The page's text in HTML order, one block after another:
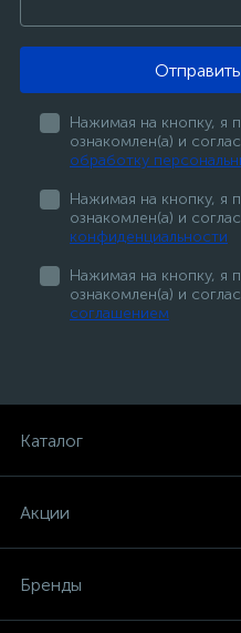
Нажимая на кнопку, я
ознакомлен(а) и
обработку
Нажимая на кнопку, я
ознакомлен(а) и
конфиденциальности
Нажимая на кнопку, я
ознакомлен(а) и
соглашением
Каталог
Акции
Бренды